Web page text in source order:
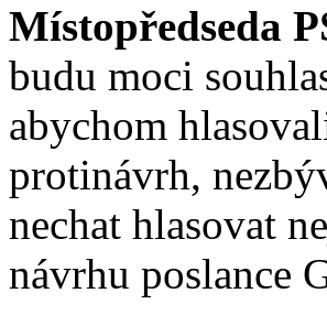
Místopředseda
budu moci
abychom
protinávrh,
nechat hlasovat
návrhu poslance